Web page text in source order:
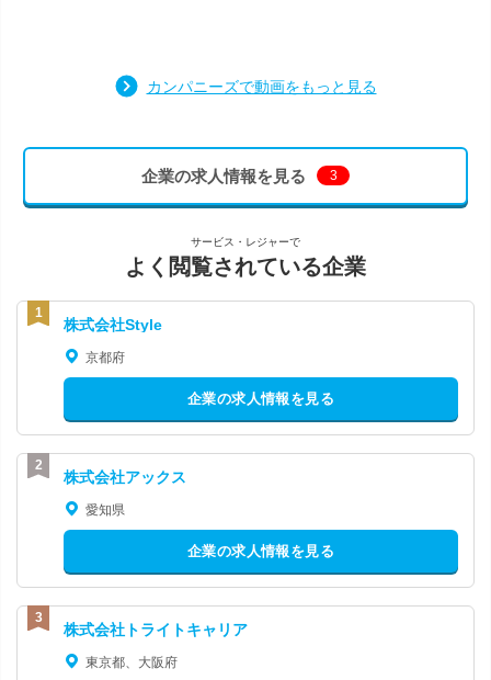
カンパニーズで動画をもっと見る
企業の求人情報を見る 3
サービス・レジャーで
よく閲覧されている企業
株式会社Style
京都府
企業の求人情報を見る
株式会社アックス
愛知県
企業の求人情報を見る
株式会社トライトキャリア
東京都、大阪府